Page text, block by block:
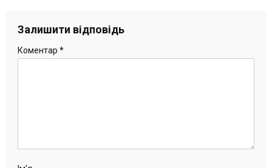
Залишити відповідь
Коментар *